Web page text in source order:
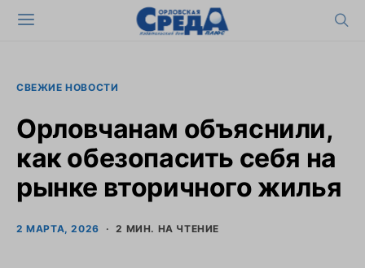
СВЕЖИЕ НОВОСТИ
Орловчанам объяснили,
как обезопасить себя на
рынке вторичного жилья
2 МАРТА, 2026 2 МИН. НА ЧТЕНИЕ